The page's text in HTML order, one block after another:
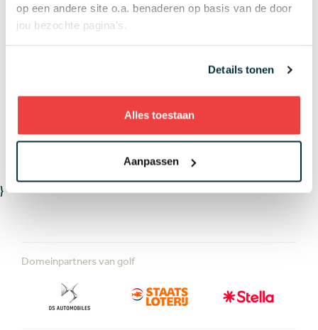
op een andere site o.a. benaderen op basis van de door
jou bezochte pagina’s.
Details tonen
Alles toestaan
Aanpassen
Review van Netflix-serie The Hawk: binnen
vijf minuten weet je genoeg
LEES MEER OVER
}
Domeinpartners van golf